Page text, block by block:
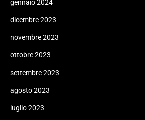
gennaio 2024
dicembre 2023
novembre 2023
ottobre 2023
settembre 2023
agosto 2023
luglio 2023